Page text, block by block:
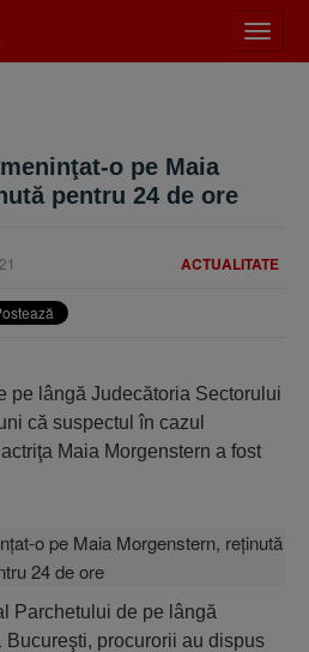
meniu
o pe Maia
pentru 24 de ore
ACTUALITATE
pe lângă Judecătoria Sectorului
că suspectul în cazul
Maia Morgenstern a fost
Parchetului de pe lângă
procurorii au dispus